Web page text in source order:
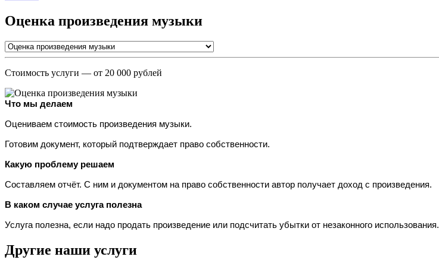
Оценка произведения музыки
Стоимость услуги — от 20 000 рублей
Что мы делаем
Оцениваем стоимость произведения музыки.
Готовим документ, который подтверждает право собственности.
Какую проблему решаем
Составляем отчёт. С ним и документом на право собственности автор получает доход с произведения.
В каком случае услуга полезна
Услуга полезна, если надо продать произведение или подсчитать убытки от незаконного использования.
Другие наши услуги